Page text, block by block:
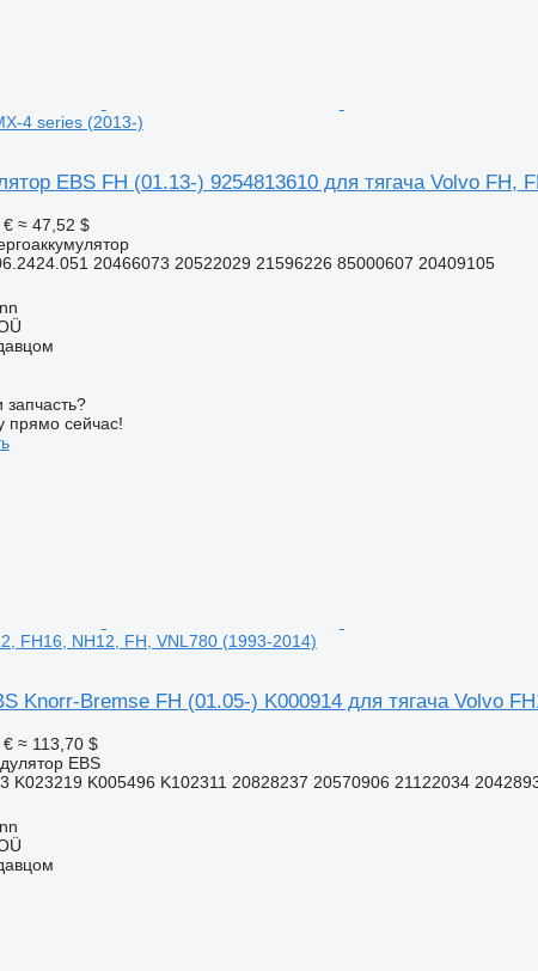
4 series (2013-)
EBS FH (01.13-) 9254813610 для тягача Volvo FH,
€ ≈ 47,52 $
20466073 20522029 21596226 85000607 20409105
прямо сейчас!
FH16, NH12, FH, VNL780 (1993-2014)
Knorr-Bremse FH (01.05-) K000914 для тягача Volvo
€ ≈ 113,70 $
EBS
K023219 K005496 K102311 20828237 20570906 21122034